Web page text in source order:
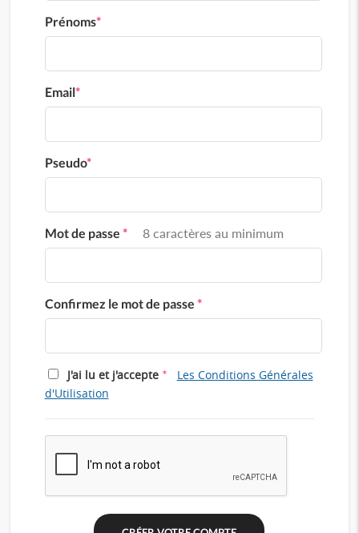
Prénoms*
Email*
Pseudo*
Mot de passe * 8 caractères au minimum
Confirmez le mot de passe *
J'ai lu et j'accepte *
Les Conditions Générales
d'Utilisation